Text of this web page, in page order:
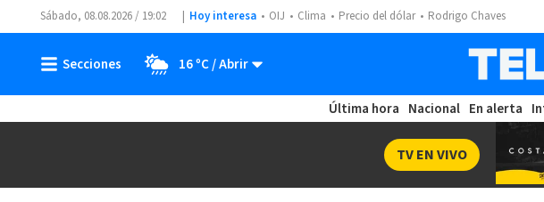
Sábado, 08.08.2026 / 19:02 Hoy interesa OIJ Clima Precio del dólar Rodrigo Chaves
16 ºC
Última hora Nacional En alerta
TV EN VIVO